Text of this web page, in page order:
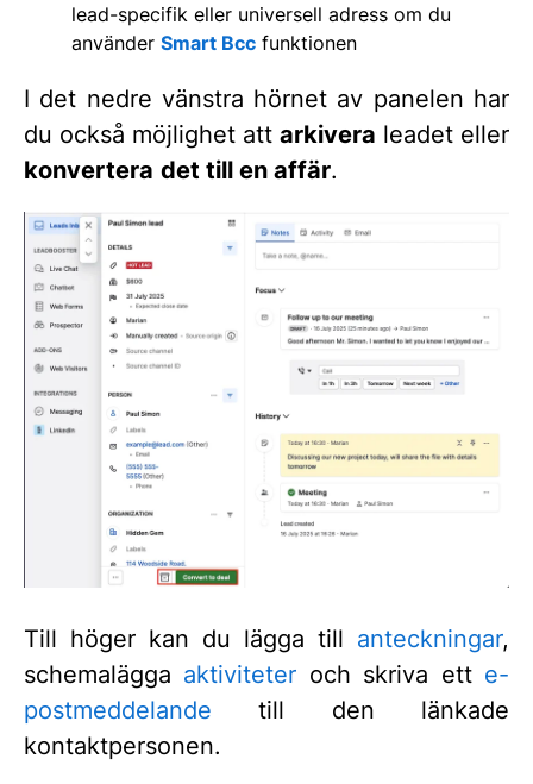
lead-specifik eller universell adress om du
använder Smart Bcc funktionen
I det nedre vänstra hörnet av panelen har
du också möjlighet att arkivera leadet eller
konvertera det till en affär.
Till höger kan du lägga till anteckningar,
schemalägga aktiviteter och skriva ett e-
postmeddelande till den länkade
kontaktpersonen.